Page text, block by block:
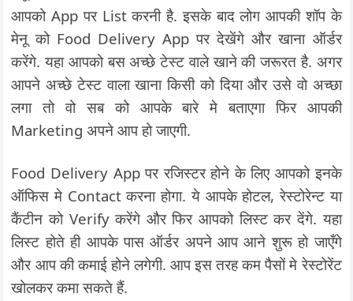
आपको App पर List करनी है. इसके बाद लोग आपकी शॉप के
मेनू को Food Delivery App पर देखेंगे और खाना ऑर्डर
करेंगे. यहा आपको बस अच्छे टेस्ट वाले खाने की जरूरत है. अगर
आपने अच्छे टेस्ट वाला खाना किसी को दिया और उसे वो अच्छा
लगा तो वो सब को आपके बारे मे बताएगा फिर आपकी
Marketing अपने आप हो जाएगी.
Food Delivery App पर रजिस्टर होने के लिए आपको इनके
ऑफिस मे Contact करना होगा. ये आपके होटल, रेस्टोरेन्ट या
कैंटीन को Verify करेंगे और फिर आपको लिस्ट कर देंगे. यहा
लिस्ट होते ही आपके पास ऑर्डर अपने आप आने शुरू हो जाएँगे
और आप की कमाई होने लगेगी. आप इस तरह कम पैसों मे रेस्टोरेंट
खोलकर कमा सकते हैं.